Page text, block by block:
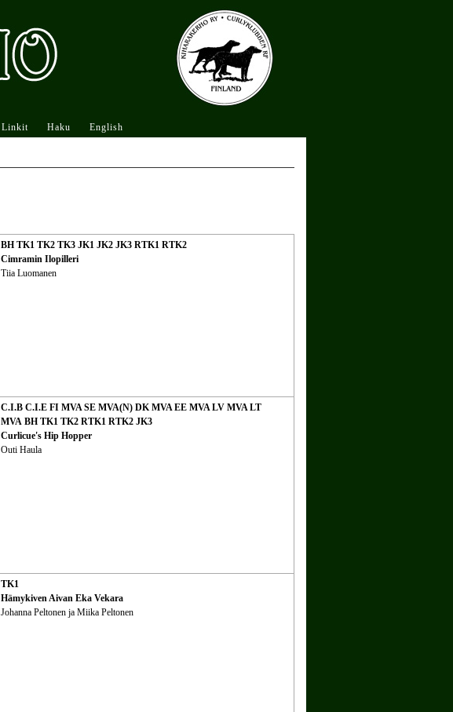
Linkit Haku English
BH TK1 TK2 TK3 JK1 JK2 JK3 RTK1 RTK2
Cimramin Ilopilleri
Tiia Luomanen
C.I.B C.I.E FI MVA SE MVA(N) DK MVA EE MVA LV MVA LT
MVA BH TK1 TK2 RTK1 RTK2 JK3
Curlicue's Hip Hopper
Outi Haula
TK1
Hämykiven Aivan Eka Vekara
Johanna Peltonen ja Miika Peltonen